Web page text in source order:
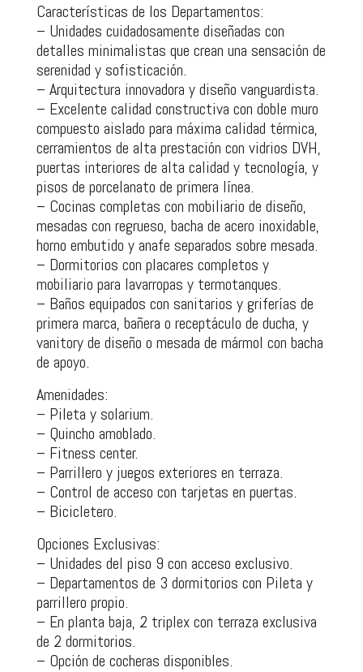
Características de los Departamentos:
– Unidades cuidadosamente diseñadas con
detalles minimalistas que crean una sensación de
serenidad y sofisticación.
– Arquitectura innovadora y diseño vanguardista.
– Excelente calidad constructiva con doble muro
compuesto aislado para máxima calidad térmica,
cerramientos de alta prestación con vidrios DVH,
puertas interiores de alta calidad y tecnología, y
pisos de porcelanato de primera línea.
– Cocinas completas con mobiliario de diseño,
mesadas con regrueso, bacha de acero inoxidable,
horno embutido y anafe separados sobre mesada.
– Dormitorios con placares completos y
mobiliario para lavarropas y termotanques.
– Baños equipados con sanitarios y griferías de
primera marca, bañera o receptáculo de ducha, y
vanitory de diseño o mesada de mármol con bacha
de apoyo.
Amenidades:
– Pileta y solarium.
– Quincho amoblado.
– Fitness center.
– Parrillero y juegos exteriores en terraza.
– Control de acceso con tarjetas en puertas.
– Bicicletero.
Opciones Exclusivas:
– Unidades del piso 9 con acceso exclusivo.
– Departamentos de 3 dormitorios con Pileta y
parrillero propio.
– En planta baja, 2 triplex con terraza exclusiva
de 2 dormitorios.
– Opción de cocheras disponibles.